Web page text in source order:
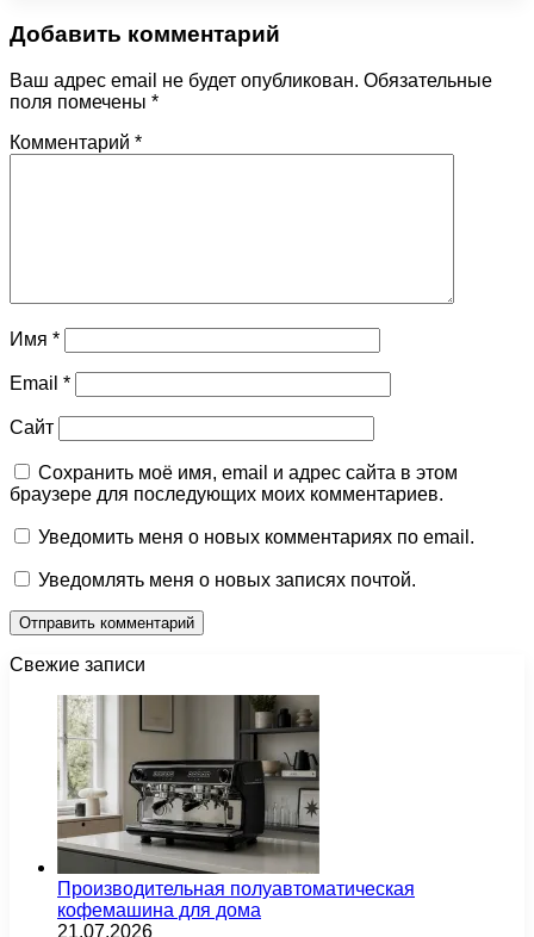
Добавить комментарий
Ваш адрес email не будет опубликован. Обязательные
поля помечены *
Комментарий *
Имя *
Email *
Сайт
Сохранить моё имя, email и адрес сайта в этом
браузере для последующих моих комментариев.
Уведомить меня о новых комментариях по email.
Уведомлять меня о новых записях почтой.
Свежие записи
Производительная полуавтоматическая
кофемашина для дома
21.07.2026